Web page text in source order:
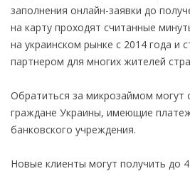
заполнения онлайн-заявки до
на карту проходят считанные
на украинском рынке с 2014 года и
партнером для многих жителей
Обратиться за микрозаймом могут
граждане Украины, имеющие
банковского учреждения.
Новые клиенты могут получить до